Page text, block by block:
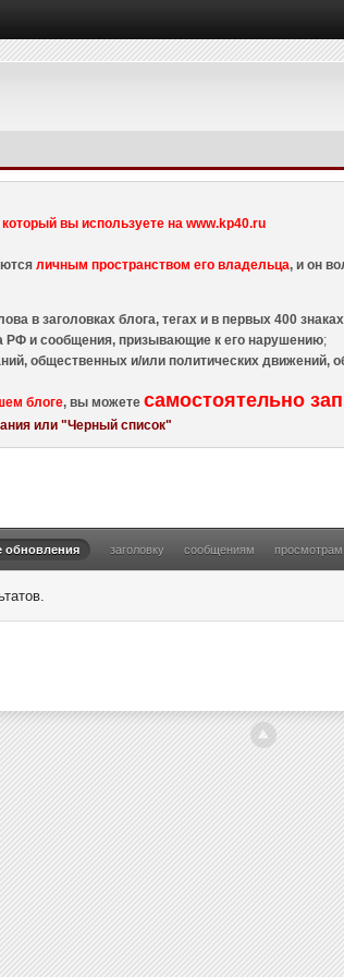
вы используете на www.kp40.ru
личным пространством его владельца, и он
в заголовках блога, тегах и в первых 400 знаках
и сообщения, призывающие к его нарушению;
общественных и/или политических движений,
блоге, вы можетесамостоятельно
или "Черный список"
обновления заголовку сообщениям просмотрам